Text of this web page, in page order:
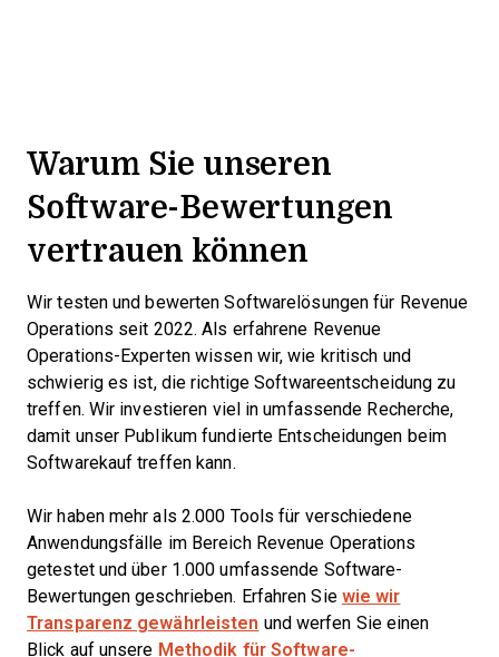
Warum Sie unseren
Software-Bewertungen
vertrauen können
Wir testen und bewerten Softwarelösungen für Revenue
Operations seit 2022. Als erfahrene Revenue
Operations-Experten wissen wir, wie kritisch und
schwierig es ist, die richtige Softwareentscheidung zu
treffen. Wir investieren viel in umfassende Recherche,
damit unser Publikum fundierte Entscheidungen beim
Softwarekauf treffen kann.
Wir haben mehr als 2.000 Tools für verschiedene
Anwendungsfälle im Bereich Revenue Operations
getestet und über 1.000 umfassende Software-
Bewertungen geschrieben. Erfahren Sie wie wir
Transparenz gewährleisten und werfen Sie einen
Blick auf unsere Methodik für Software-